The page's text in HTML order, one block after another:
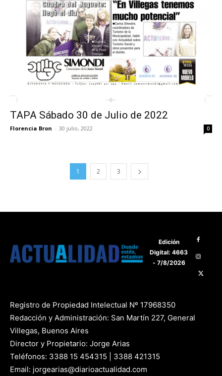
TAPA Sábado 30 de Julio de 2022
Florencia Bron - 30 julio, 2022 0
1 2 3
Edición
Digital: 4663
- 7/8/2026
Registro de Propiedad Intelectual Nº 17968350
Redacción y Administración: San Martín 227, General
Villegas, Buenos Aires
Director y Propietario: Jorge Arias
Teléfonos: 3388 15 454315 | 3388 421315
Email: jorgearias@diarioactualidad.com